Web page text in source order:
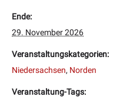
Ende:
29. November 2026
Veranstaltungskategorien:
Niedersachsen, Norden
Veranstaltung-Tags: